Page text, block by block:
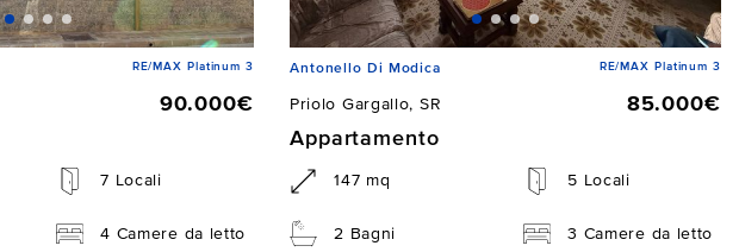
RE/MAX Platinum 3
90.000€
7 Locali
4 Camere da letto
Antonello Di Modica RE/MAX Platinum 3
Priolo Gargallo, SR
85.000€
Appartamento
147 mq 5 Locali
2 Bagni 3 Camere da letto